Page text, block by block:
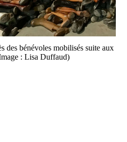
des bénévoles mobilisés suite aux
: Lisa Duffaud)